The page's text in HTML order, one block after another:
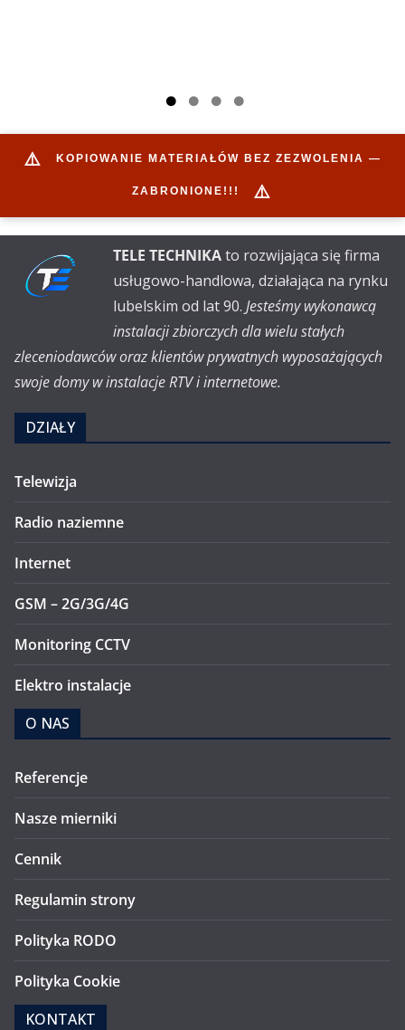
⚠️ KOPIOWANIE MATERIAŁÓW BEZ ZEZWOLENIA —
ZABRONIONE!!! ⚠️
TELE TECHNIKAto rozwijająca się firma
usługowo-handlowa, działająca na rynku
lubelskim od lat 90. Jesteśmy wykonawcą
instalacji zbiorczych dla wielu stałych
zleceniodawców oraz klientów prywatnych wyposażających
swoje domy w instalacje RTV i internetowe.
DZIAŁY
Telewizja
Radio naziemne
Internet
GSM – 2G/3G/4G
Monitoring CCTV
Elektro instalacje
O NAS
Referencje
Nasze mierniki
Cennik
Regulamin strony
Polityka RODO
Polityka Cookie
KONTAKT